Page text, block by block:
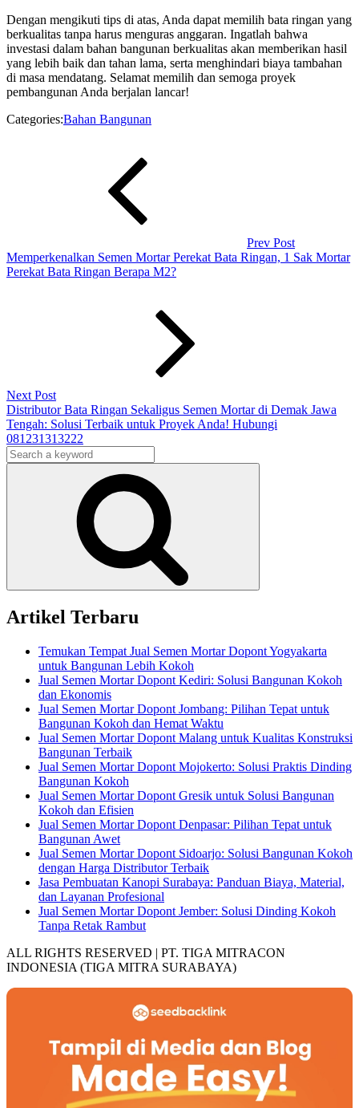
Dengan mengikuti tips di atas, Anda dapat memilih bata ringan yang
berkualitas tanpa harus menguras anggaran. Ingatlah bahwa
investasi dalam bahan bangunan berkualitas akan memberikan hasil
yang lebih baik dan tahan lama, serta menghindari biaya tambahan
di masa mendatang. Selamat memilih dan semoga proyek
pembangunan Anda berjalan lancar!
Categories:Bahan Bangunan
Prev Post
Memperkenalkan Semen Mortar Perekat Bata Ringan, 1 Sak Mortar
Perekat Bata Ringan Berapa M2?
Next Post
Distributor Bata Ringan Sekaligus Semen Mortar di Demak Jawa
Tengah: Solusi Terbaik untuk Proyek Anda! Hubungi
081231313222
Search
for:
Search
Artikel Terbaru
Temukan Tempat Jual Semen Mortar Dopont Yogyakarta
untuk Bangunan Lebih Kokoh
Jual Semen Mortar Dopont Kediri: Solusi Bangunan Kokoh
dan Ekonomis
Jual Semen Mortar Dopont Jombang: Pilihan Tepat untuk
Bangunan Kokoh dan Hemat Waktu
Jual Semen Mortar Dopont Malang untuk Kualitas Konstruksi
Bangunan Terbaik
Jual Semen Mortar Dopont Mojokerto: Solusi Praktis Dinding
Bangunan Kokoh
Jual Semen Mortar Dopont Gresik untuk Solusi Bangunan
Kokoh dan Efisien
Jual Semen Mortar Dopont Denpasar: Pilihan Tepat untuk
Bangunan Awet
Jual Semen Mortar Dopont Sidoarjo: Solusi Bangunan Kokoh
dengan Harga Distributor Terbaik
Jasa Pembuatan Kanopi Surabaya: Panduan Biaya, Material,
dan Layanan Profesional
Jual Semen Mortar Dopont Jember: Solusi Dinding Kokoh
Tanpa Retak Rambut
ALL RIGHTS RESERVED | PT. TIGA MITRACON
INDONESIA (TIGA MITRA SURABAYA)